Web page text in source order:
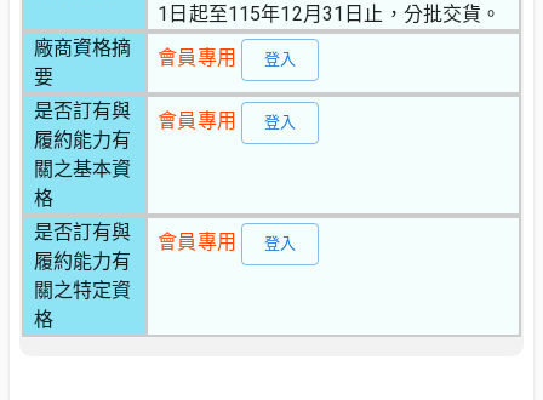
1日起至115年12月31日止，分批交貨。
廠商資格摘
要
會員專用 登入
是否訂有與
履約能力有
關之基本資
格
會員專用 登入
是否訂有與
履約能力有
關之特定資
格
會員專用 登入